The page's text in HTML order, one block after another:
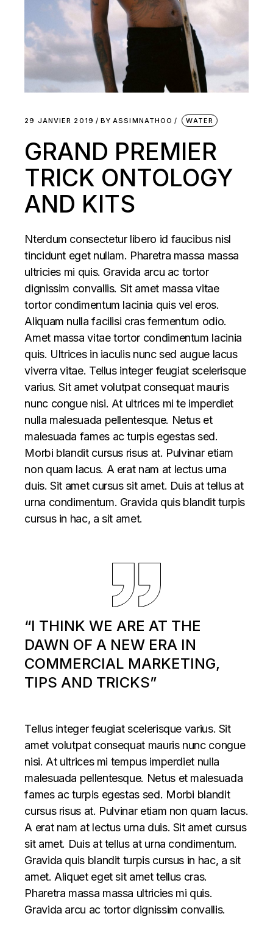
29 JANVIER 2019 BY ASSIMNATHOO WATER
GRAND PREMIER
TRICK ONTOLOGY
AND KITS
Nterdum consectetur libero id faucibus nisl
tincidunt eget nullam. Pharetra massa massa
ultricies mi quis. Gravida arcu ac tortor
dignissim convallis. Sit amet massa vitae
tortor condimentum lacinia quis vel eros.
Aliquam nulla facilisi cras fermentum odio.
Amet massa vitae tortor condimentum lacinia
quis. Ultrices in iaculis nunc sed augue lacus
viverra vitae. Tellus integer feugiat scelerisque
varius. Sit amet volutpat consequat mauris
nunc congue nisi. At ultrices mi te imperdiet
nulla malesuada pellentesque. Netus et
malesuada fames ac turpis egestas sed.
Morbi blandit cursus risus at. Pulvinar etiam
non quam lacus. A erat nam at lectus urna
duis. Sit amet cursus sit amet. Duis at tellus at
urna condimentum. Gravida quis blandit turpis
cursus in hac, a sit amet.
“I THINK WE ARE AT THE
DAWN OF A NEW ERA IN
COMMERCIAL MARKETING,
TIPS AND TRICKS”
Tellus integer feugiat scelerisque varius. Sit
amet volutpat consequat mauris nunc congue
nisi. At ultrices mi tempus imperdiet nulla
malesuada pellentesque. Netus et malesuada
fames ac turpis egestas sed. Morbi blandit
cursus risus at. Pulvinar etiam non quam lacus.
A erat nam at lectus urna duis. Sit amet cursus
sit amet. Duis at tellus at urna condimentum.
Gravida quis blandit turpis cursus in hac, a sit
amet. Aliquet eget sit amet tellus cras.
Pharetra massa massa ultricies mi quis.
Gravida arcu ac tortor dignissim convallis.